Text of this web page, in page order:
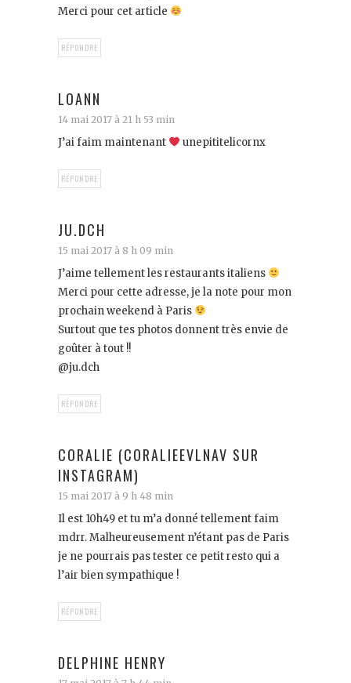
Merci pour cet article
RÉPONDRE
LOANN
14 mai 2017 à 21 h 53 min
J’ai faim maintenant unepititelicornx
RÉPONDRE
JU.DCH
15 mai 2017 à 8 h 09 min
J’aime tellement les restaurants italiens
Merci pour cette adresse, je la note pour mon
prochain weekend à Paris
Surtout que tes photos donnent très envie de
goûter à tout !!
@ju.dch
RÉPONDRE
CORALIE (CORALIEEVLNAV SUR
INSTAGRAM)
15 mai 2017 à 9 h 48 min
Il est 10h49 et tu m’a donné tellement faim
mdrr. Malheureusement n’étant pas de Paris
je ne pourrais pas tester ce petit resto qui a
l’air bien sympathique !
RÉPONDRE
DELPHINE HENRY